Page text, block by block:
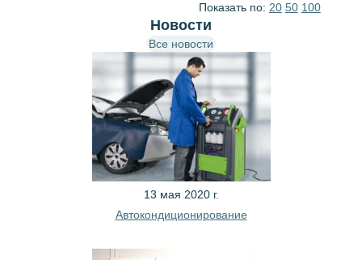
Показать по: 20 50 100
Новости
Все новости
13 мая 2020 г.
Автокондиционирование